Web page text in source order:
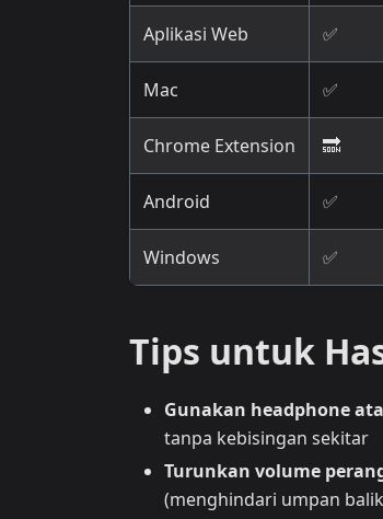
Aplikasi Web ✅
Mac ✅
Chrome Extension 🔜
Android ✅
Windows ✅
Tips untuk
Gunakan headphone
tanpa kebisingan sekitar
Turunkan volume
(menghindari umpan